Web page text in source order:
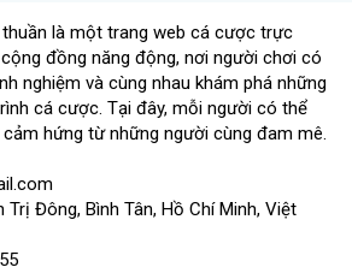
là một trang web cá cược trực
đồng năng động, nơi người chơi có
nghiệm và cùng nhau khám phá những
cá cược. Tại đây, mỗi người có thể
hứng từ những người cùng đam mê.
Trị Đông, Bình Tân, Hồ Chí Minh, Việt